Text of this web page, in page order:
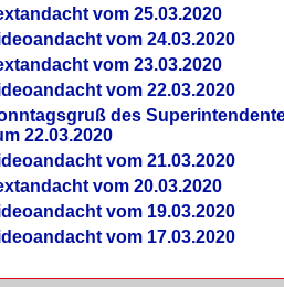
vom 25.03.2020
vom 24.03.2020
vom 23.03.2020
vom 22.03.2020
des
22.03.2020
vom 21.03.2020
vom 20.03.2020
vom 19.03.2020
vom 17.03.2020